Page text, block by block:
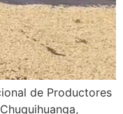
de Productores